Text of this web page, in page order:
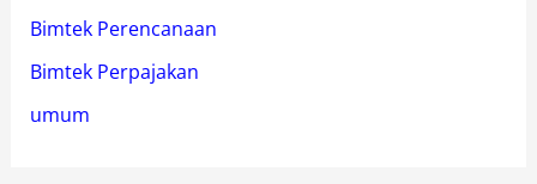
Bimtek Perencanaan
Bimtek Perpajakan
umum